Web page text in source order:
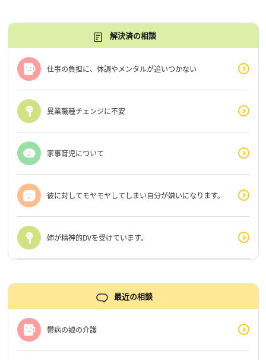
解決済の相談
仕事の負担に、体調やメンタルが追いつかない
異業職種チェンジに不安
家事育児について
彼に対してモヤモヤしてしまい自分が嫌いになります。
姉が精神的DVを受けています。
最近の相談
鬱病の娘の介護